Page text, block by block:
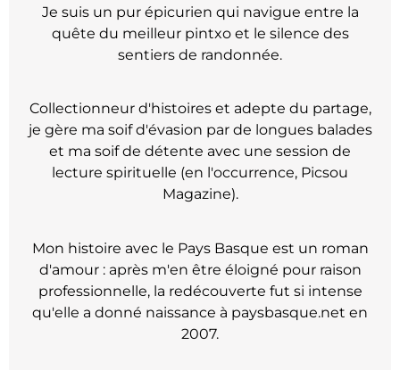
Je suis un pur épicurien qui navigue entre la
quête du meilleur pintxo et le silence des
sentiers de randonnée.
Collectionneur d'histoires et adepte du partage,
je gère ma soif d'évasion par de longues balades
et ma soif de détente avec une session de
lecture spirituelle (en l'occurrence, Picsou
Magazine).
Mon histoire avec le Pays Basque est un roman
d'amour : après m'en être éloigné pour raison
professionnelle, la redécouverte fut si intense
qu'elle a donné naissance à paysbasque.net en
2007.